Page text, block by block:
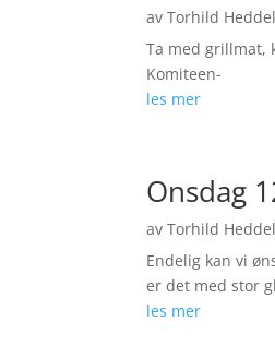
avTorhild
Ta med grillmat,
Komiteen-
les mer
Onsdag
avTorhild
Endelig kan vi
er det med stor
les mer